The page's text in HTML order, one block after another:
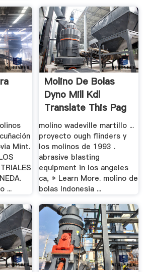
Mint.
...
Molino De Bolas
Dyno Mill Kdl
Translate This Pag
...
molino wadeville martillo ...
proyecto ough flinders y
los molinos de 1993 .
abrasive blasting
equipment in los angeles
ca, » Learn More. molino de
bolas Indonesia ...